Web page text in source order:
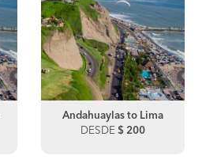
Andahuaylas to Lima
DESDE $ 200